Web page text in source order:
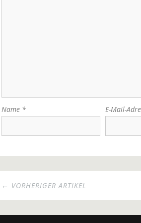
Name * E-Mail-
← VORHERIGER ARTIKEL